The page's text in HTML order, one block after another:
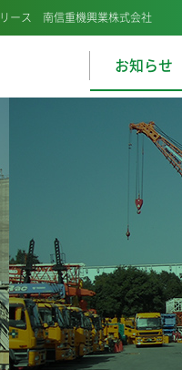
ース 南信重機興業株式会社
お知らせ